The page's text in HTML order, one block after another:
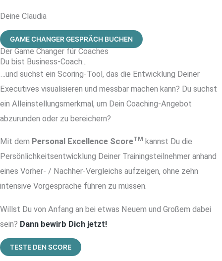
Deine Claudia
GAME CHANGER GESPRÄCH BUCHEN
Der Game Changer für Coaches
Du bist Business-Coach...
…und suchst ein Scoring-Tool, das die Entwicklung Deiner
Executives visualisieren und messbar machen kann? Du suchst
ein Alleinstellungsmerkmal, um Dein Coaching-Angebot
abzurunden oder zu bereichern?
Mit dem Personal Excellence ScoreTM kannst Du die
Persönlichkeitsentwicklung Deiner Trainingsteilnehmer anhand
eines Vorher- / Nachher-Vergleichs aufzeigen, ohne zehn
intensive Vorgespräche führen zu müssen.
Willst Du von Anfang an bei etwas Neuem und Großem dabei
sein? Dann bewirb Dich jetzt!
TESTE DEN SCORE